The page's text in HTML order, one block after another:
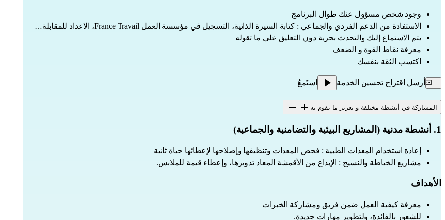
وجود شخص مسؤول عنك طوال البرنامج
الاستفادة من الدعم الفردي والجماعي : كتابة السيرة الذاتية، التسجيل في مؤسسة العمل France Travail، الاعداد للمقابلة…
يتم الاستماع إليك والتحدث بحرية دون التعليق على ما تقوله
معرفة نقاط القوة و الضعف
اكتسب الثقة بنفسك
أرسل اقتراح تحسين الخدمة استَمعُ
المشاركة في أنشطة مختلفة و تعزيز ما تقوم به
1. أنشطة مدنية (المشاريع البيئية والتضامنية والجماعية)
إعادة استخدام المعدات الطبية : فحص المعدات وتنظيفها وإصلاحها لإعطائها حياة ثانية
مشاريع الخياطة والنسيج : الإبداع من الأقمشة المعاد تدويرها، وإعطاء قيمة للملابس.
الأهداف
معرفة كيفية العمل ضمن فريق ومشاركة الخبرات
للشعور بالفائدة، ولتطوير مهارات جديدة.